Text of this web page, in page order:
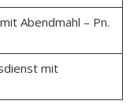
Abendmahl – Pn.
mit